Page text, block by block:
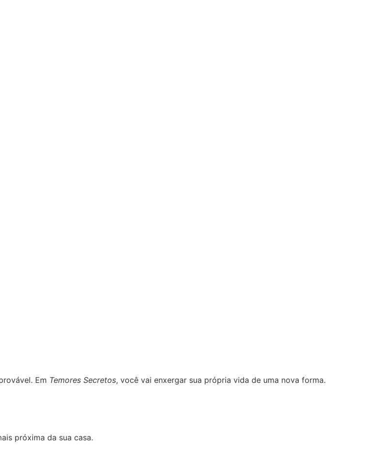
Em Temores Secretos, você vai enxergar sua própria vida de uma nova forma.
próxima da sua casa.